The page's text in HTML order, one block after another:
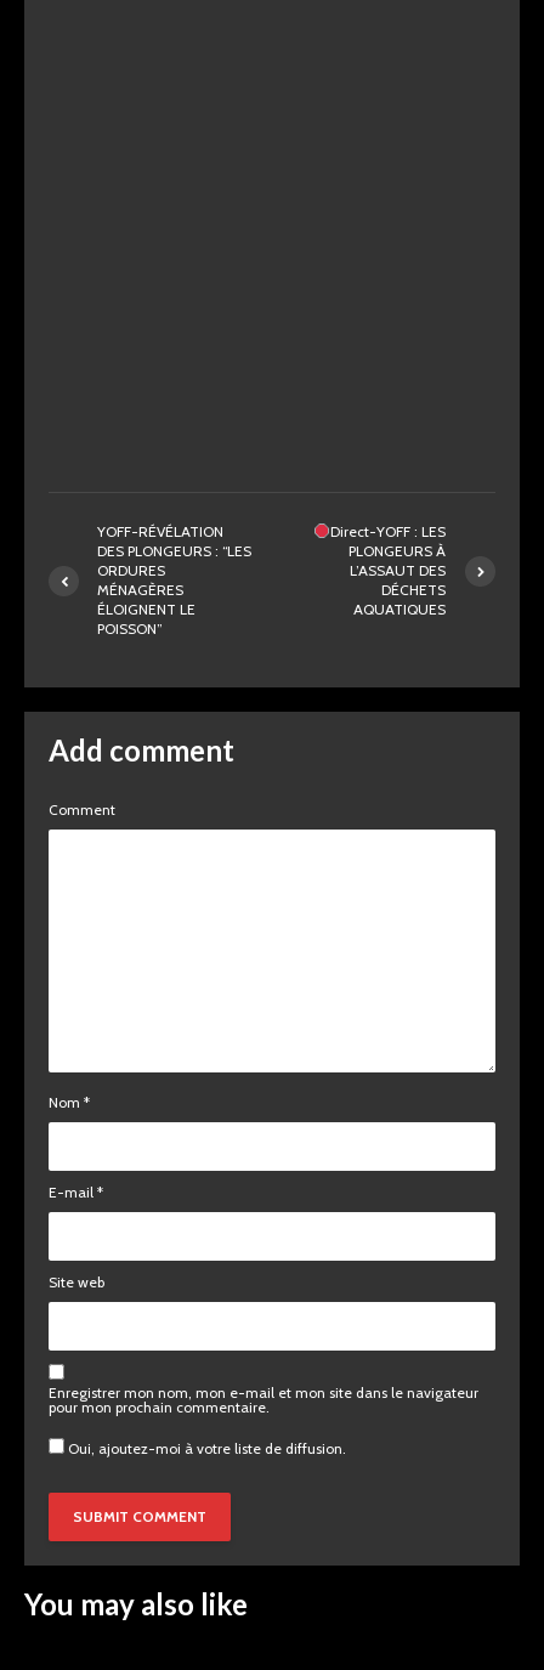
YOFF-RÉVÉLATION
DES PLONGEURS : “LES
ORDURES
MÉNAGÈRES
ÉLOIGNENT LE
POISSON”
Direct-YOFF : LES
PLONGEURS À
L’ASSAUT DES
DÉCHETS
AQUATIQUES
Add comment
Comment
Nom *
E-mail *
Site web
Enregistrer mon nom, mon e-mail et mon site dans le navigateur
pour mon prochain commentaire.
Oui, ajoutez-moi à votre liste de diffusion.
You may also like